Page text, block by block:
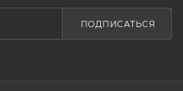
ПОДПИСАТЬСЯ